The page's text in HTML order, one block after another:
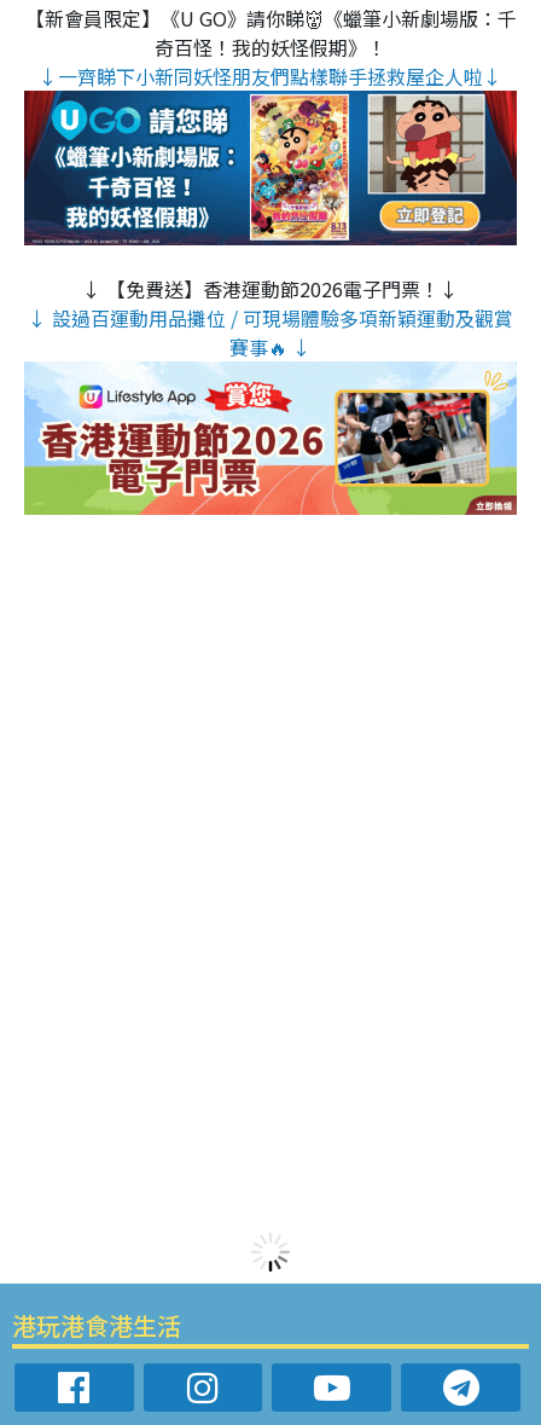
【新會員限定】《U GO》請你睇👹《蠟筆小新劇場版：千
奇百怪！我的妖怪假期》！
↓一齊睇下小新同妖怪朋友們點樣聯手拯救屋企人啦↓
↓ 【免費送】香港運動節2026電子門票！↓
↓ 設過百運動用品攤位 / 可現場體驗多項新穎運動及觀賞
賽事🔥 ↓
港玩港食港生活